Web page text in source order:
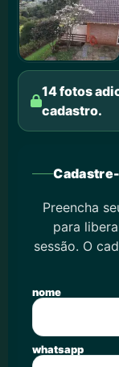
14 fotos
cadastro.
Preencha
para
sessão. O
nome
whatsapp